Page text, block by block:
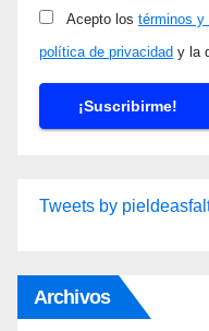
Acepto los términos y
política de privacidad y la
Tweets by
Archivos